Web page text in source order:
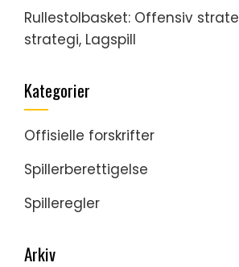
Rullestolbasket: Offensiv
strategi, Lagspill
Kategorier
Offisielle forskrifter
Spillerberettigelse
Spilleregler
Arkiv